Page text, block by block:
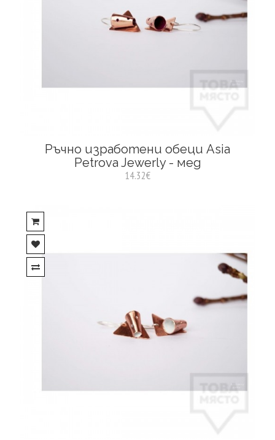
Ръчно изработени обеци Asia
Petrova Jewerly - мед
14.32€